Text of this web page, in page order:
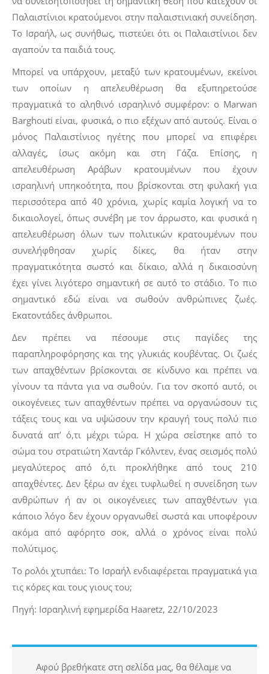
Παλαιστίνιοι κρατούμενοι στην παλαιστινιακή συνείδηση.
Το Ισραήλ, ως συνήθως, πιστεύει ότι οι Παλαιστίνιοι δεν
αγαπούν τα παιδιά τους.
Μπορεί να υπάρχουν, μεταξύ των κρατουμένων, εκείνοι
των οποίων η απελευθέρωση θα εξυπηρετούσε
πραγματικά το αληθινό ισραηλινό συμφέρον: ο Marwan
Barghouti είναι, φυσικά, ο πιο εξέχων από αυτούς. Είναι ο
μόνος Παλαιστίνιος ηγέτης που μπορεί να επιφέρει
αλλαγές, ίσως ακόμη και στη Γάζα. Επίσης, η
απελευθέρωση Αράβων κρατουμένων που έχουν
ισραηλινή υπηκοότητα, που βρίσκονται στη φυλακή για
περισσότερα από 40 χρόνια, χωρίς καμία λογική να το
δικαιολογεί, όπως συνέβη με τον άρρωστο, και φυσικά η
απελευθέρωση όλων των πολιτικών κρατουμένων που
συνελήφθησαν χωρίς δίκες, θα ήταν στην
πραγματικότητα σωστό και δίκαιο, αλλά η δικαιοσύνη
έχει γίνει λιγότερο σημαντική σε αυτό το στάδιο. Το πιο
σημαντικό εδώ είναι να σωθούν ανθρώπινες ζωές.
Εκατοντάδες άνθρωποι.
Δεν πρέπει να πέσουμε στις παγίδες της
παραπληροφόρησης και της γλυκιάς κουβέντας. Οι ζωές
των απαχθέντων βρίσκονται σε κίνδυνο και πρέπει να
γίνουν τα πάντα για να σωθούν. Για τον σκοπό αυτό, οι
οικογένειες των απαχθέντων πρέπει να οργανώσουν τις
τάξεις τους και να υψώσουν την κραυγή τους πολύ πιο
δυνατά απ’ ό,τι μέχρι τώρα. Η χώρα σείστηκε από το
σώμα του στρατιώτη Χαντάρ Γκόλντεν, ένας σεισμός πολύ
μεγαλύτερος από ό,τι προκλήθηκε από τους 210
απαχθέντες. Δεν ξέρω αν έχει τυφλωθεί η συνείδηση των
ανθρώπων ή αν οι οικογένειες των απαχθέντων για
κάποιο λόγο δεν έχουν οργανωθεί σωστά και υποφέρουν
ακόμα από αφόρητο σοκ, αλλά ο χρόνος είναι πολύ
πολύτιμος.
Το ρολόι χτυπάει: Το Ισραήλ ενδιαφέρεται πραγματικά για
τις κόρες και τους γιους του;
Πηγή: Ισραηλινή εφημερίδα Haaretz, 22/10/2023
Αφού βρεθήκατε στη σελίδα μας, θα θέλαμε να